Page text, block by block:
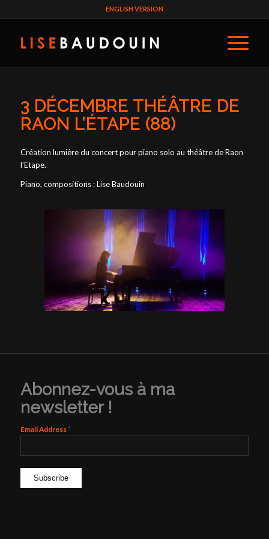
ENGLISH VERSION
3 DÉCEMBRE THÉÂTRE DE
RAON L’ÉTAPE (88)
Création lumière du concert pour piano solo au théâtre de Raon
l’Etape.
Piano, compositions : Lise Baudouin
Abonnez-vous à ma
newsletter !
Email Address *